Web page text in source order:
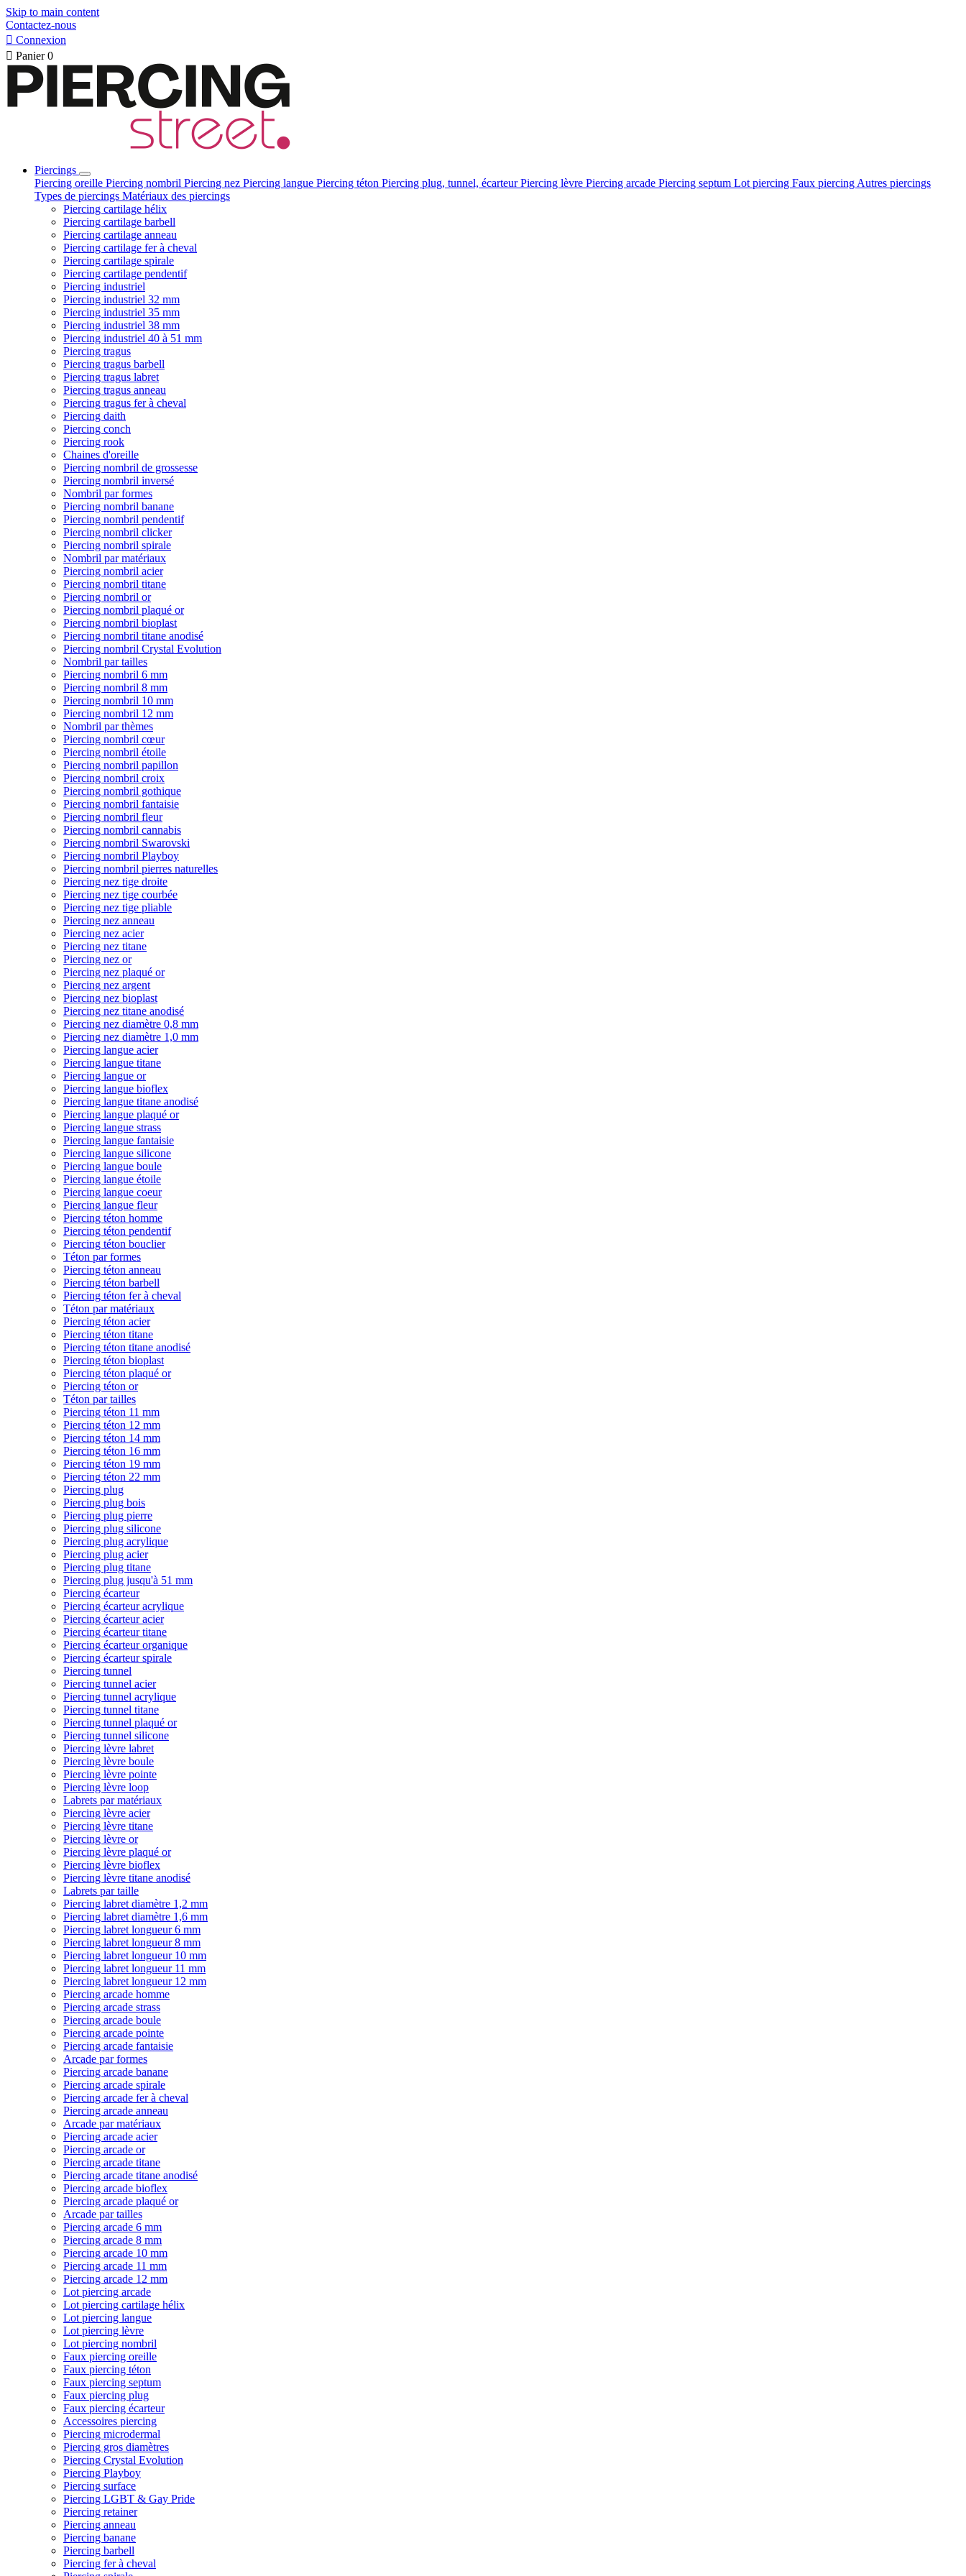
Skip to main content
Contactez-nous
 Connexion
 Panier 0
Piercings
Piercing oreille Piercing nombril Piercing nez Piercing langue Piercing téton Piercing plug, tunnel, écarteurPiercing lèvre Piercing arcade Piercing septum Lot piercing Faux piercing Autres piercings
Types de piercings Matériaux des piercings
Piercing cartilage hélix
Piercing cartilage barbell
Piercing cartilage anneau
Piercing cartilage fer à cheval
Piercing cartilage spirale
Piercing cartilage pendentif
Piercing industriel
Piercing industriel 32 mm
Piercing industriel 35 mm
Piercing industriel 38 mm
Piercing industriel 40 à 51 mm
Piercing tragus
Piercing tragus barbell
Piercing tragus labret
Piercing tragus anneau
Piercing tragus fer à cheval
Piercing daith
Piercing conch
Piercing rook
Chaines d'oreille
Piercing nombril de grossesse
Piercing nombril inversé
Nombril par formes
Piercing nombril banane
Piercing nombril pendentif
Piercing nombril clicker
Piercing nombril spirale
Nombril par matériaux
Piercing nombril acier
Piercing nombril titane
Piercing nombril or
Piercing nombril plaqué or
Piercing nombril bioplast
Piercing nombril titane anodisé
Piercing nombril Crystal Evolution
Nombril par tailles
Piercing nombril 6 mm
Piercing nombril 8 mm
Piercing nombril 10 mm
Piercing nombril 12 mm
Nombril par thèmes
Piercing nombril cœur
Piercing nombril étoile
Piercing nombril papillon
Piercing nombril croix
Piercing nombril gothique
Piercing nombril fantaisie
Piercing nombril fleur
Piercing nombril cannabis
Piercing nombril Swarovski
Piercing nombril Playboy
Piercing nombril pierres naturelles
Piercing nez tige droite
Piercing nez tige courbée
Piercing nez tige pliable
Piercing nez anneau
Piercing nez acier
Piercing nez titane
Piercing nez or
Piercing nez plaqué or
Piercing nez argent
Piercing nez bioplast
Piercing nez titane anodisé
Piercing nez diamètre 0,8 mm
Piercing nez diamètre 1,0 mm
Piercing langue acier
Piercing langue titane
Piercing langue or
Piercing langue bioflex
Piercing langue titane anodisé
Piercing langue plaqué or
Piercing langue strass
Piercing langue fantaisie
Piercing langue silicone
Piercing langue boule
Piercing langue étoile
Piercing langue coeur
Piercing langue fleur
Piercing téton homme
Piercing téton pendentif
Piercing téton bouclier
Téton par formes
Piercing téton anneau
Piercing téton barbell
Piercing téton fer à cheval
Téton par matériaux
Piercing téton acier
Piercing téton titane
Piercing téton titane anodisé
Piercing téton bioplast
Piercing téton plaqué or
Piercing téton or
Téton par tailles
Piercing téton 11 mm
Piercing téton 12 mm
Piercing téton 14 mm
Piercing téton 16 mm
Piercing téton 19 mm
Piercing téton 22 mm
Piercing plug
Piercing plug bois
Piercing plug pierre
Piercing plug silicone
Piercing plug acrylique
Piercing plug acier
Piercing plug titane
Piercing plug jusqu'à 51 mm
Piercing écarteur
Piercing écarteur acrylique
Piercing écarteur acier
Piercing écarteur titane
Piercing écarteur organique
Piercing écarteur spirale
Piercing tunnel
Piercing tunnel acier
Piercing tunnel acrylique
Piercing tunnel titane
Piercing tunnel plaqué or
Piercing tunnel silicone
Piercing lèvre labret
Piercing lèvre boule
Piercing lèvre pointe
Piercing lèvre loop
Labrets par matériaux
Piercing lèvre acier
Piercing lèvre titane
Piercing lèvre or
Piercing lèvre plaqué or
Piercing lèvre bioflex
Piercing lèvre titane anodisé
Labrets par taille
Piercing labret diamètre 1,2 mm
Piercing labret diamètre 1,6 mm
Piercing labret longueur 6 mm
Piercing labret longueur 8 mm
Piercing labret longueur 10 mm
Piercing labret longueur 11 mm
Piercing labret longueur 12 mm
Piercing arcade homme
Piercing arcade strass
Piercing arcade boule
Piercing arcade pointe
Piercing arcade fantaisie
Arcade par formes
Piercing arcade banane
Piercing arcade spirale
Piercing arcade fer à cheval
Piercing arcade anneau
Arcade par matériaux
Piercing arcade acier
Piercing arcade or
Piercing arcade titane
Piercing arcade titane anodisé
Piercing arcade bioflex
Piercing arcade plaqué or
Arcade par tailles
Piercing arcade 6 mm
Piercing arcade 8 mm
Piercing arcade 10 mm
Piercing arcade 11 mm
Piercing arcade 12 mm
Lot piercing arcade
Lot piercing cartilage hélix
Lot piercing langue
Lot piercing lèvre
Lot piercing nombril
Faux piercing oreille
Faux piercing téton
Faux piercing septum
Faux piercing plug
Faux piercing écarteur
Accessoires piercing
Piercing microdermal
Piercing gros diamètres
Piercing Crystal Evolution
Piercing Playboy
Piercing surface
Piercing LGBT & Gay Pride
Piercing retainer
Piercing anneau
Piercing banane
Piercing barbell
Piercing fer à cheval